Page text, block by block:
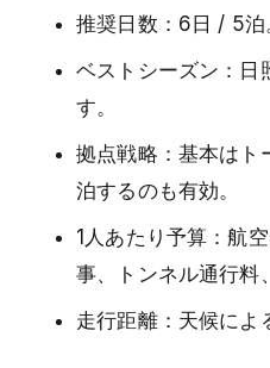
推奨日数：6日 / 5泊
ベストシーズン：日
す。
拠点戦略：基本はト
泊するのも有効。
1人あたり予算：航
事、トンネル通行料
走行距離：天候によ